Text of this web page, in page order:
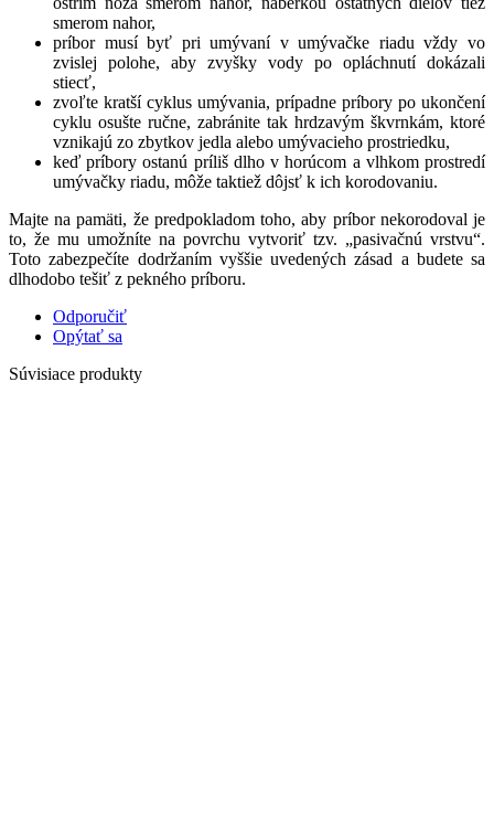
smerom nahor,
príbor musí byť pri umývaní v umývačke riadu vždy vo
zvislej polohe, aby zvyšky vody po opláchnutí dokázali
stiecť,
zvoľte kratší cyklus umývania, prípadne príbory po ukončení
cyklu osušte ručne, zabránite tak hrdzavým škvrnkám, ktoré
vznikajú zo zbytkov jedla alebo umývacieho prostriedku,
keď príbory ostanú príliš dlho v horúcom a vlhkom prostredí
umývačky riadu, môže taktiež dôjsť k ich korodovaniu.
Majte na pamäti, že predpokladom toho, aby príbor nekorodoval je
to, že mu umožníte na povrchu vytvoriť tzv. „pasivačnú vrstvu“.
Toto zabezpečíte dodržaním vyššie uvedených zásad a budete sa
dlhodobo tešiť z pekného príboru.
Odporučiť
Opýtať sa
Súvisiace produkty